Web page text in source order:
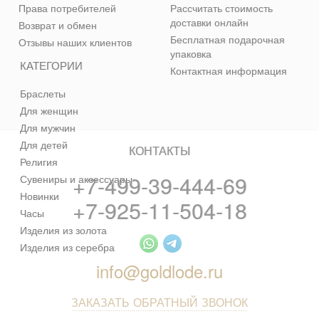
КАТЕГОРИИ
Браслеты
Для женщин
Для мужчин
Для детей
Религия
Сувениры и аксессуары
Новинки
Часы
Изделия из золота
Изделия из серебра
Права потребителей
Возврат и обмен
Отзывы наших клиентов
Рассчитать стоимость
доставки онлайн
Бесплатная подарочная
упаковка
Контактная информация
КОНТАКТЫ
+7-499-39-444-69
+7-925-11-504-18
info@goldlode.ru
ЗАКАЗАТЬ ОБРАТНЫЙ ЗВОНОК